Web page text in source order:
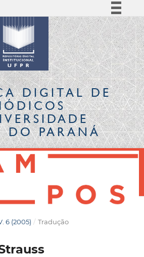
Simplifique!
Comunica BR
Participe
Acesso à informação
Legislação
Canais
DIGITALDE
DO PARANÁ
6 (2005) / Tradução